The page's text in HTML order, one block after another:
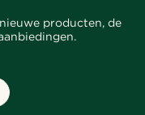
producten, de